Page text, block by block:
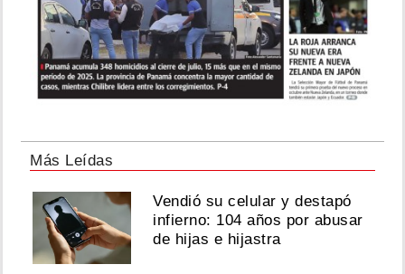
Más Leídas
Vendió su celular y destapó
infierno: 104 años por abusar
de hijas e hijastra